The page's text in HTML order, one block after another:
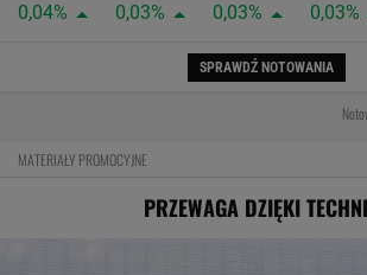
0,04%
0,03%
0,03%
0,03%
SPRAWDŹ NOTOWANIA
MATERIAŁY PROMOCYJNE
PRZEWAGA DZIĘKI